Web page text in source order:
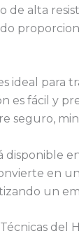
de alta
ideal para
es fácil y
seguro,
disponible
en
un
del